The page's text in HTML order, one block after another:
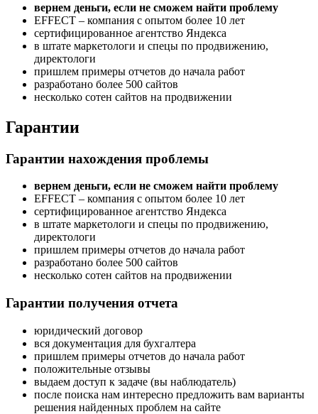
вернем деньги, если не сможем найти проблему
EFFECT – компания с опытом более 10 лет
сертифицированное агентство Яндекса
в штате маркетологи и спецы по продвижению,
директологи
пришлем примеры отчетов до начала работ
разработано более 500 сайтов
несколько сотен сайтов на продвижении
Гарантии
Гарантии нахождения проблемы
вернем деньги, если не сможем найти проблему
EFFECT – компания с опытом более 10 лет
сертифицированное агентство Яндекса
в штате маркетологи и спецы по продвижению,
директологи
пришлем примеры отчетов до начала работ
разработано более 500 сайтов
несколько сотен сайтов на продвижении
Гарантии получения отчета
юридический договор
вся документация для бухгалтера
пришлем примеры отчетов до начала работ
положительные отзывы
выдаем доступ к задаче (вы наблюдатель)
после поиска нам интересно предложить вам варианты
решения найденных проблем на сайте